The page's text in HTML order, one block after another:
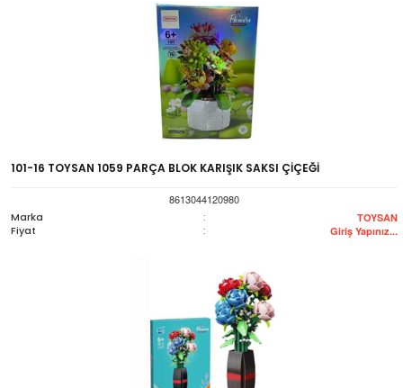
101-16 TOYSAN 1059 PARÇA BLOK KARIŞIK SAKSI ÇİÇEĞİ
8613044120980
Marka
: TOYSAN
Fiyat : Giriş Yapınız...